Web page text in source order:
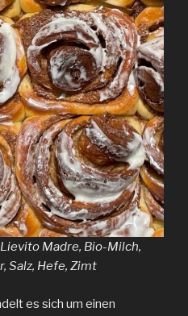
Madre, Bio-Milch,
Salz, Hefe, Zimt
es sich um einen